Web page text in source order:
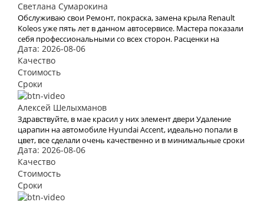
Светлана Сумарокина
Обслуживаю свои Ремонт, покраска, замена крыла Renault
Koleos уже пять лет в данном автосервисе. Мастера показали
себя профессиональными со всех сторон. Расценки на
работы не высокие, на ТО всегда приезжал только с
деньгами, а все расходники, масла, фильтра брал со склада,
масла только оригиналы, в коробку тоже. Делал ремонт
подвески, без замечаний. Хороший сервис.
Дата: 2026-08-06
Качество
Стоимость
Сроки
Алексей Шелыхманов
Здравствуйте, в мае красил у них элемент двери Удаление
царапин на автомобиле Hyundai Accent, идеально попали в
цвет, все сделали очень качественно и в минимальные сроки
по адекватной цене, теперь только сюда.
Дата: 2026-08-06
Качество
Стоимость
Сроки